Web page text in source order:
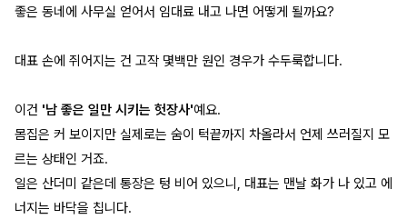
좋은 동네에 사무실 얻어서 임대료 내고 나면 어떻게 될까요?
대표 손에 쥐어지는 건 고작 몇백만 원인 경우가 수두룩합니다.
이건 '남 좋은 일만 시키는 헛장사'예요.
몸집은 커 보이지만 실제로는 숨이 턱끝까지 차올라서 언제 쓰러질지 모
르는 상태인 거죠.
일은 산더미 같은데 통장은 텅 비어 있으니, 대표는 맨날 화가 나 있고 에
너지는 바닥을 칩니다.